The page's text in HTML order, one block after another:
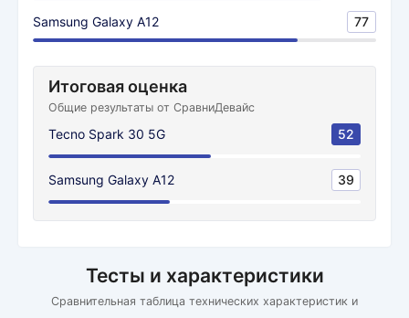
Samsung Galaxy A12 77
Итоговая оценка
Общие результаты от СравниДевайс
Tecno Spark 30 5G 52
Samsung Galaxy A12 39
Тесты и характеристики
Сравнительная таблица технических характеристик и